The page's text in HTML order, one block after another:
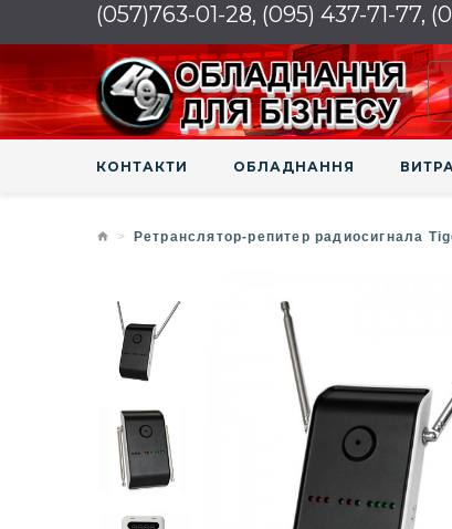
(057)763-01-28, (095) 437-71-77,
КОНТАКТИ ОБЛАДНАННЯ
Ретранслятор-репитер радиосигнала